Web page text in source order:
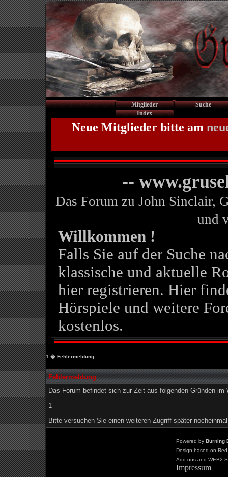
Mitglieder
Suche
Index
Neue Mitglieder bitte am
--
Das Forum zu John Sinclair,
und
Willkommen !
Falls Sie auf der Suche
klassische und aktuelle
hier registrieren. Hier
Hörspiele und weitere
kostenlos.
1 � Fehlermeldung
Fehlermeldung
Das Forum befindet sich zur Zeit aus folgenden Gründen im
1
Bitte versuchen Sie einen weiteren Zugriff später
Powered by Burning
Design based on
Add-ons and WEB2-
Impressum